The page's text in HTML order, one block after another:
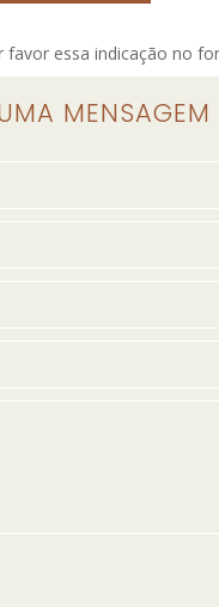
essa indicação no
MENSAGEM